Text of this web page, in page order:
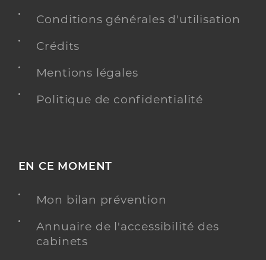
Conditions générales d'utilisation
Crédits
Mentions légales
Politique de confidentialité
EN CE MOMENT
Mon bilan prévention
Annuaire de l'accessibilité des
cabinets